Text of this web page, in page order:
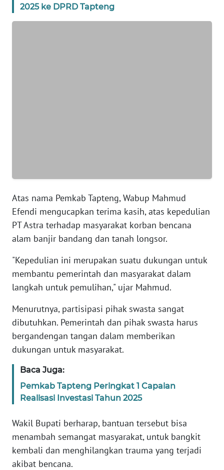
2025 ke DPRD Tapteng
Atas nama Pemkab Tapteng, Wabup Mahmud
Efendi mengucapkan terima kasih, atas kepedulian
PT Astra terhadap masyarakat korban bencana
alam banjir bandang dan tanah longsor.
"Kepedulian ini merupakan suatu dukungan untuk
membantu pemerintah dan masyarakat dalam
langkah untuk pemulihan," ujar Mahmud.
Menurutnya, partisipasi pihak swasta sangat
dibutuhkan. Pemerintah dan pihak swasta harus
bergandengan tangan dalam memberikan
dukungan untuk masyarakat.
Baca Juga:
Pemkab Tapteng Peringkat 1 Capaian
Realisasi Investasi Tahun 2025
Wakil Bupati berharap, bantuan tersebut bisa
menambah semangat masyarakat, untuk bangkit
kembali dan menghilangkan trauma yang terjadi
akibat bencana.
WN
KEPRI
WN
WN
PAPUA
WN
RIAU
SERAMBI
WN
WN
SULTRA